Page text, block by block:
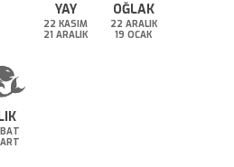
YAY
22 KASIM
21 ARALIK
OĞLAK
22 ARALIK
19 OCAK